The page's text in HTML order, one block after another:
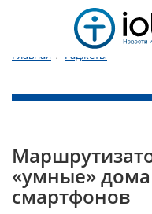
Главная / Гаджеты
«умные» дома
смартфонов